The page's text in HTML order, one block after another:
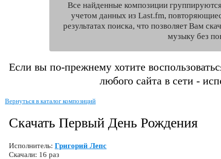
Все найденные композиции
учетом данных из Last.fm,
результатах поиска, что позволяет Вам
музыку без
Если вы по-прежнему хотите
любого сайта в сети -
Вернуться в каталог композиций
Скачать Первый День Рождения
Исполнитель: Григорий Лепс
Скачали: 16 раз